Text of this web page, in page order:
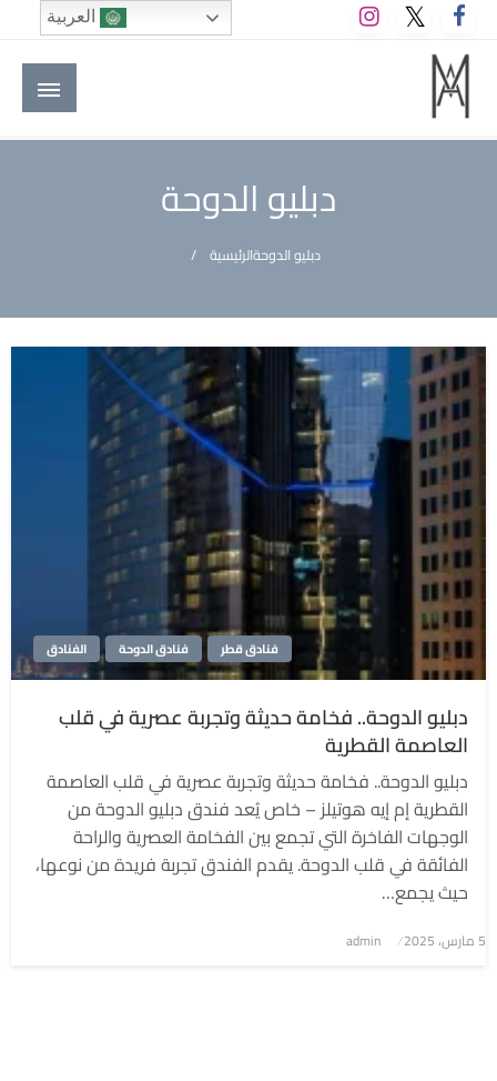
التخطي
إلى
المحتوى
M A hotels | إم ايه هوتيلز
الموقع الأول للعاملين في الفنادق في العالم العربي
دبليو الدوحة
الرئيسيةدبليو الدوحة
الفنادق فنادق الدوحة فنادق قطر
دبليو الدوحة.. فخامة حديثة وتجربة عصرية في قلب
العاصمة القطرية
دبليو الدوحة.. فخامة حديثة وتجربة عصرية في قلب العاصمة
القطرية إم إيه هوتيلز – خاص يُعد فندق دبليو الدوحة من
الوجهات الفاخرة التي تجمع بين الفخامة العصرية والراحة
الفائقة في قلب الدوحة. يقدم الفندق تجربة فريدة من نوعها،
حيث يجمع…
نُشر
5 مارس، 2025 admin
العربية